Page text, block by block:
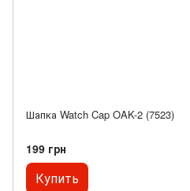
Шапка Watch Cap OAK-2 (7523)
199 грн
Купить